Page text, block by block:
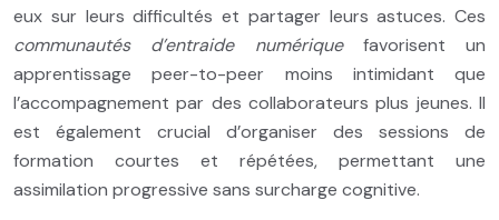
eux sur leurs difficultés et partager leurs astuces. Ces
communautés d’entraide numériquefavorisent un
apprentissage peer-to-peer moins intimidant que
l’accompagnement par des collaborateurs plus jeunes. Il
est également crucial d’organiser des sessions de
formation courtes et répétées, permettant une
assimilation progressive sans surcharge cognitive.